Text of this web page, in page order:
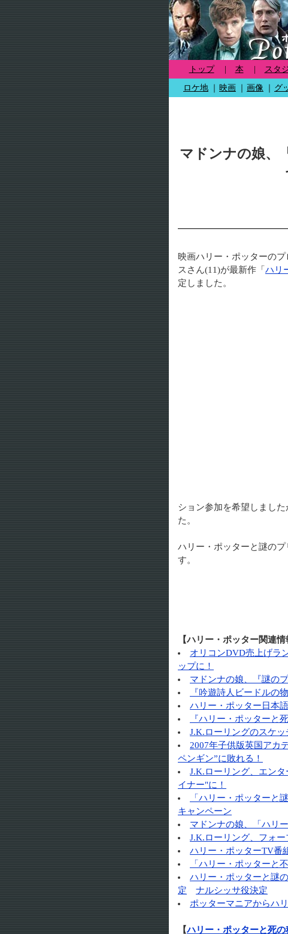
トップ 本 スタ
ロケ地 映画 画像 グ
マドンナの娘、
映画ハリー・ポッターの
スさん(11)が最新作「 ハリ
定しました。
ション参加を希望しました
た。
ハリー・ポッターと謎の
す。
【ハリー・ポッター関連情
オリコンDVD売上げラ
ップに！
マドンナの娘、『謎の
『吟遊詩人ビードルの
ハリー・ポッター日本
『ハリー・ポッターと
J.K.ローリングのスケ
2007年子供版英国アカ
ペンギン”に敗れる！
J.K.ローリング、エン
イナー"に！
「ハリー・ポッターと
キャンペーン
マドンナの娘、「ハリ
J.K.ローリング、フォ
ハリー・ポッターTV番
「ハリー・ポッターと
ハリー・ポッターと謎
定
ナルシッサ役決定
ポッターマニアからハ
【ハリー・ポッターと死